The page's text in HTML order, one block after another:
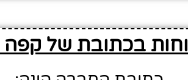
בכתובת של קפה